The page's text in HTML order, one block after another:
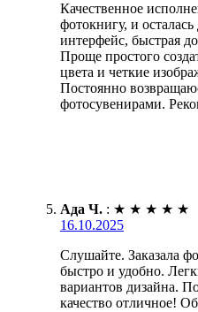
Качественное
фотокнигу, и
интерфейс, быстрая
Проще простого
цвета и четкие
Постоянно
фотосувенирами.
Ада Ч. : ★ ★ ★ ★ ★
16.10.2025
Слушайте. Заказала
быстро и удобно.
вариантов дизайна.
качество отличное!